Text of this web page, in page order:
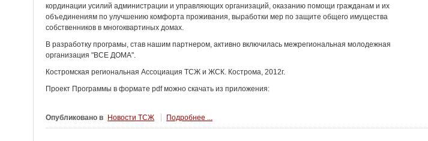
кординации усилий администрации и управляющих организаций, оказанию помощи гражданам и их
объединениям по улучшению комфорта проживания, выработки мер по защите общего имущества
собственников в многоквартиных домах.
В разработку програмы, став нашим партнером, активно включилась межрегиональная молодежная
организация "ВСЕ ДОМА".
Костромская региональная Ассоциация ТСЖ и ЖСК. Кострома, 2012г.
Проект Программы в формате pdf можно скачать из приложения:
Опубликовано в Новости ТСЖ Подробнее ...